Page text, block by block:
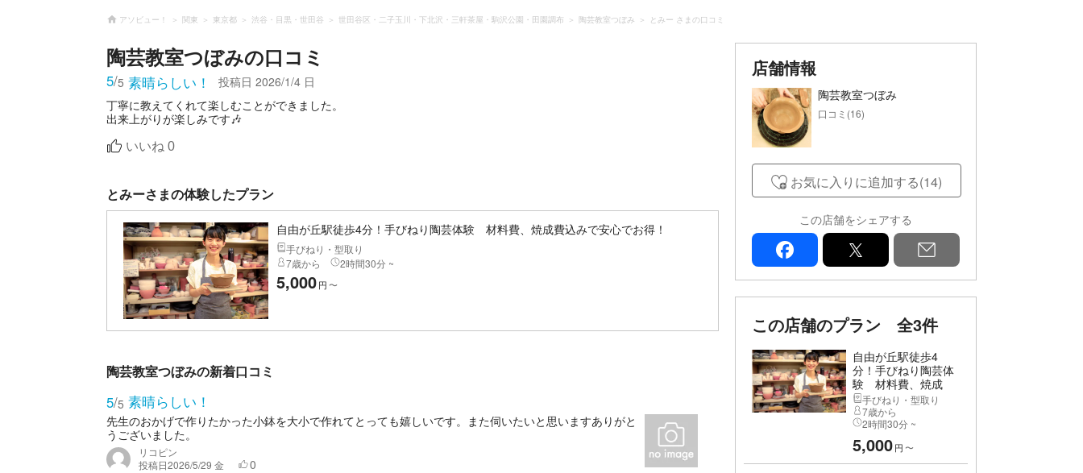
アソビュー！ 関東 東京都 渋谷・目黒・世田谷 世田谷区・二子玉川・下北沢・三軒茶屋・駒沢公園・田園調布 陶芸教室つぼみ とみー さまの口コミ
陶芸教室つぼみの口コミ
5/5 素晴らしい！ 投稿日 2026/1/4 日
丁寧に教えてくれて楽しむことができました。
出来上がりが楽しみです🎶
いいね 0
とみーさまの体験したプラン
自由が丘駅徒歩4分！手びねり陶芸体験 材料費、焼成費込みで安心でお得！
手びねり・型取り
7歳から
2時間30分 ~
5,000円 〜
陶芸教室つぼみの新着口コミ
5/5 素晴らしい！
先生のおかげで作りたかった小鉢を大小で作れてとっても嬉しいです。また伺いたいと思いますありがと
うございました。
リコピン
投稿日2026/5/29 金 0
店舗情報
陶芸教室つぼみ
口コミ(16)
お気に入りに追加する(14)
この店舗をシェアする
facebook
この店舗のプラン 全3件
自由が丘駅徒歩4
分！手びねり陶芸体
験 材料費、焼成
費...手びねり・型取り
7歳から
2時間30分 ~
5,000円 〜